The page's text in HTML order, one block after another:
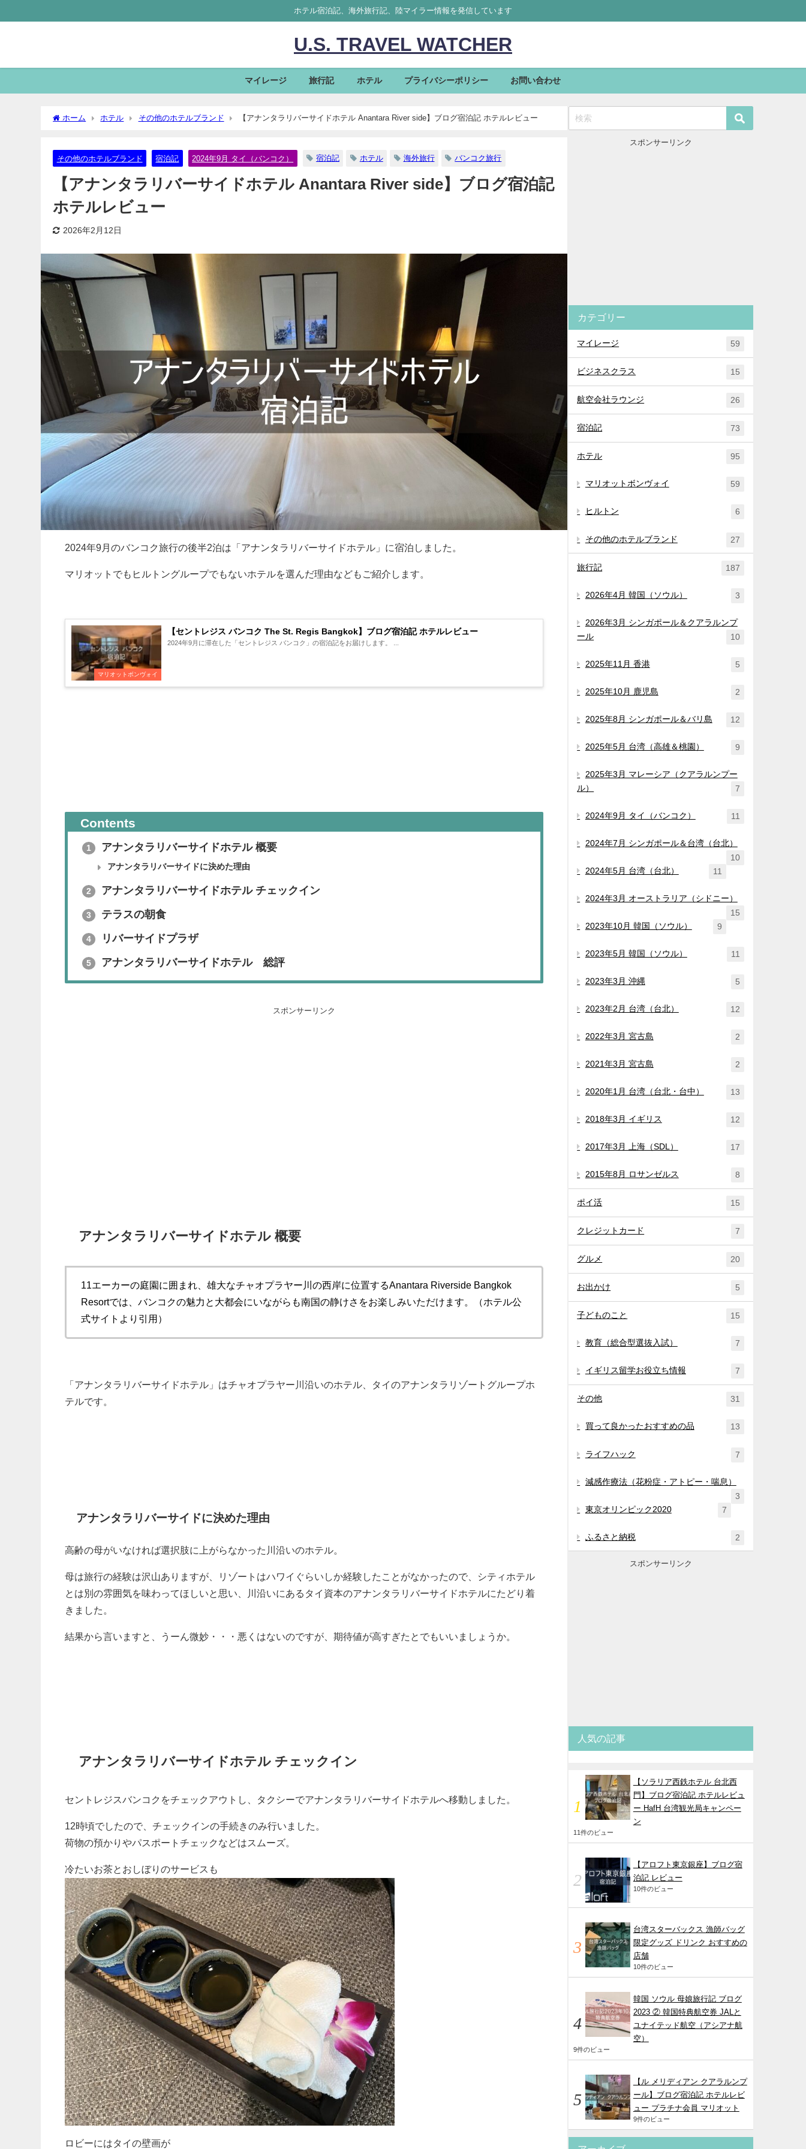
ホテル宿泊記、海外旅行記、陸マイラー情報を発信しています
U.S. TRAVEL WATCHER
マイレージ 旅行記 ホテル プライバシーポリシー お問い合わせ
ホーム ホテル その他のホテルブランド 【アナンタラリバーサイドホテル Anantara River side】ブログ宿泊記 ホテルレビュー
その他のホテルブランド 宿泊記 2024年9月 タイ（バンコク） 宿泊記 ホテル 海外旅行 バンコク旅行
【アナンタラリバーサイドホテル Anantara River side】ブログ宿泊記
ホテルレビュー
2026年2月12日
2024年9月のバンコク旅行の後半2泊は「アナンタラリバーサイドホテル」に宿泊しました。
マリオットでもヒルトングループでもないホテルを選んだ理由などもご紹介します。
マリオットボンヴォイ
【セントレジス バンコク The St. Regis Bangkok】ブログ宿泊記 ホテルレビュー
2024年9月に滞在した「セントレジス バンコク」の宿泊記をお届けします。 ...
Contents
1 アナンタラリバーサイドホテル 概要
アナンタラリバーサイドに決めた理由
2 アナンタラリバーサイドホテル チェックイン
3 テラスの朝食
4 リバーサイドプラザ
5 アナンタラリバーサイドホテル 総評
スポンサーリンク
アナンタラリバーサイドホテル 概要
11エーカーの庭園に囲まれ、雄大なチャオプラヤー川の西岸に位置するAnantara Riverside Bangkok
Resortでは、バンコクの魅力と大都会にいながらも南国の静けさをお楽しみいただけます。（ホテル公
式サイトより引用）
「アナンタラリバーサイドホテル」はチャオプラヤー川沿いのホテル、タイのアナンタラリゾートグループホ
テルです。
アナンタラリバーサイドに決めた理由
高齢の母がいなければ選択肢に上がらなかった川沿いのホテル。
母は旅行の経験は沢山ありますが、リゾートはハワイぐらいしか経験したことがなかったので、シティホテル
とは別の雰囲気を味わってほしいと思い、川沿いにあるタイ資本のアナンタラリバーサイドホテルにたどり着
きました。
結果から言いますと、うーん微妙・・・悪くはないのですが、期待値が高すぎたとでもいいましょうか。
アナンタラリバーサイドホテル チェックイン
セントレジスバンコクをチェックアウトし、タクシーでアナンタラリバーサイドホテルへ移動しました。
12時頃でしたので、チェックインの手続きのみ行いました。
荷物の預かりやパスポートチェックなどはスムーズ。
冷たいお茶とおしぼりのサービスも
ロビーにはタイの壁画が
スポンサーリンク
カテゴリー
マイレージ 59
ビジネスクラス 15
航空会社ラウンジ 26
宿泊記 73
ホテル 95
マリオットボンヴォイ 59
ヒルトン 6
その他のホテルブランド 27
旅行記 187
2026年4月 韓国（ソウル） 3
2026年3月 シンガポール＆クアラルンプ
ール
10
2025年11月 香港 5
2025年10月 鹿児島 2
2025年8月 シンガポール＆バリ島 12
2025年5月 台湾（高雄＆桃園） 9
2025年3月 マレーシア（クアラルンプー
ル）
7
2024年9月 タイ（バンコク） 11
2024年7月 シンガポール＆台湾（台北）
10
2024年5月 台湾（台北）
11
2024年3月 オーストラリア（シドニー）
15
2023年10月 韓国（ソウル）
9
2023年5月 韓国（ソウル） 11
2023年3月 沖縄 5
2023年2月 台湾（台北） 12
2022年3月 宮古島 2
2021年3月 宮古島 2
2020年1月 台湾（台北・台中） 13
2018年3月 イギリス 12
2017年3月 上海（SDL） 17
2015年8月 ロサンゼルス 8
ポイ活 15
クレジットカード 7
グルメ 20
お出かけ 5
子どものこと 15
教育（総合型選抜入試） 7
イギリス留学お役立ち情報 7
その他 31
買って良かったおすすめの品 13
ライフハック 7
減感作療法（花粉症・アトピー・喘息）
3
東京オリンピック2020
7
ふるさと納税 2
スポンサーリンク
人気の記事
【ソラリア西鉄ホテル 台北西
門】ブログ宿泊記 ホテルレビュ
ー HafH 台湾観光局キャンペー
ン
11件のビュー
【アロフト東京銀座】ブログ宿
泊記 レビュー
10件のビュー
台湾スターバックス 漁師バッグ
限定グッズ ドリンク おすすめの
店舗
10件のビュー
韓国 ソウル 母娘旅行記 ブログ
2023 ② 韓国特典航空券 JALと
ユナイテッド航空（アシアナ航
空）
9件のビュー
【ル メリディアン クアラルンプ
ール】ブログ宿泊記 ホテルレビ
ュー プラチナ会員 マリオット
9件のビュー